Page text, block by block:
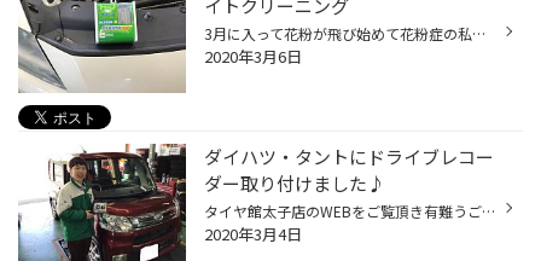
イトクリーニング
3月に入って花粉が飛び始めて花粉症の私にはつらい季節になりました。 今年はマスクも品薄になっていてマスクを確保するのも大変です（涙） さて本日の作業は 純正のHIDライトが球切れでご来店頂きました。 交換したのはこちら『FET エコルティ D4S R6000K』 当店でも人気のHIDで価格もお手頃で信頼...
2020年3月6日
ダイハツ・タントにドライブレコー
ダー取り付けました♪
タイヤ館太子店のWEBをご覧頂き有難うございます！！スタッフのやまもとです(^^) 本日はダイハツ・タントにドライブレコーダーを取り付けました！！ 人気のKENWOOD・ドライブレコーダー DRV-340です♪♪ 当店では、各メーカーご用意していますのでお気軽にご相談下さい(^O^)／
2020年3月4日